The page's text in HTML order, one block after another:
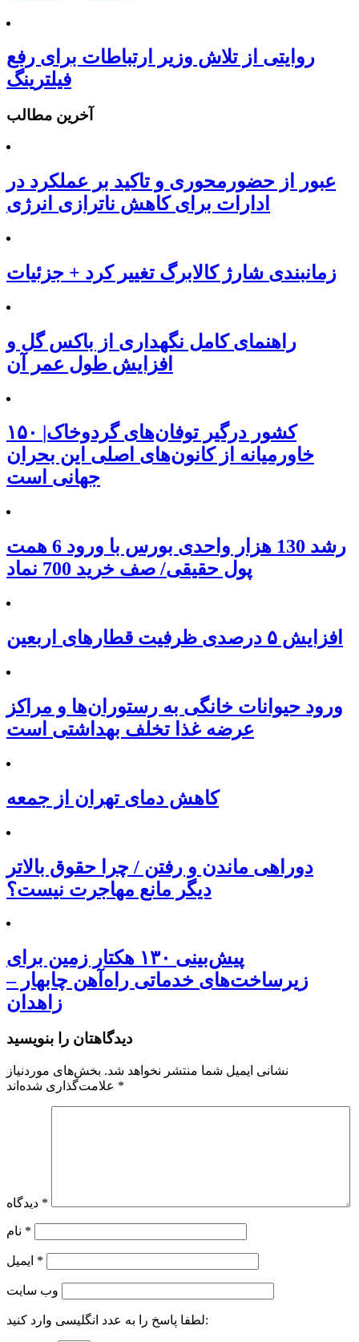
روایتی از تلاش وزیر ارتباطات برای رفع
فیلترینگ
آخرین مطالب
عبور از حضورمحوری و تاکید بر عملکرد در
ادارات برای کاهش ناترازی انرژی
زمانبندی شارژ کالابرگ تغییر کرد + جزئیات
راهنمای کامل نگهداری از باکس گل و
افزایش طول عمر آن
۱۵۰ کشور درگیر توفان‌های گردوخاک|
خاورمیانه از کانون‌های اصلی این بحران
جهانی است
رشد 130 هزار واحدی بورس با ورود 6 همت
پول حقیقی/ صف خرید 700 نماد
افزایش ۵ درصدی ظرفیت قطارهای اربعین
ورود حیوانات خانگی به رستوران‌ها و مراکز
عرضه غذا تخلف بهداشتی است
کاهش دمای تهران از جمعه
دوراهی ماندن و رفتن / چرا حقوق بالاتر
دیگر مانع مهاجرت نیست؟
پیش‌بینی ۱۳۰ هکتار زمین برای
زیرساخت‌های خدماتی راه‌آهن چابهار –
زاهدان
دیدگاهتان را بنویسید
نشانی ایمیل شما منتشر نخواهد شد. بخش‌های موردنیاز
*
*
*
*
وب‌ سایت
لطفا پاسخ را به عدد انگلیسی وارد کنید: